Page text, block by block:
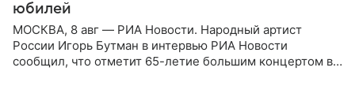
юбилей
МОСКВА, 8 авг — РИА Новости. Народный артист
России Игорь Бутман в интервью РИА Новости
сообщил, что отметит 65-летие большим концертом в